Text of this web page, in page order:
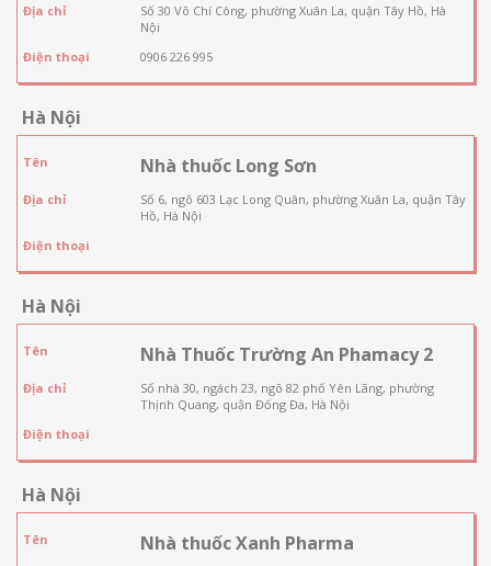
Địa chỉ
Số 30 Võ Chí Công, phường Xuân La, quận Tây Hồ, Hà
Nội
Điện thoại
0906 226 995
Hà Nội
Tên Nhà thuốc Long Sơn
Địa chỉ
Số 6, ngõ 603 Lạc Long Quân, phường Xuân La, quận Tây
Hồ, Hà Nội
Điện thoại
Hà Nội
Tên Nhà Thuốc Trường An Phamacy 2
Địa chỉ
Số nhà 30, ngách 23, ngõ 82 phố Yên Lãng, phường
Thịnh Quang, quận Đống Đa, Hà Nội
Điện thoại
Hà Nội
Tên Nhà thuốc Xanh Pharma